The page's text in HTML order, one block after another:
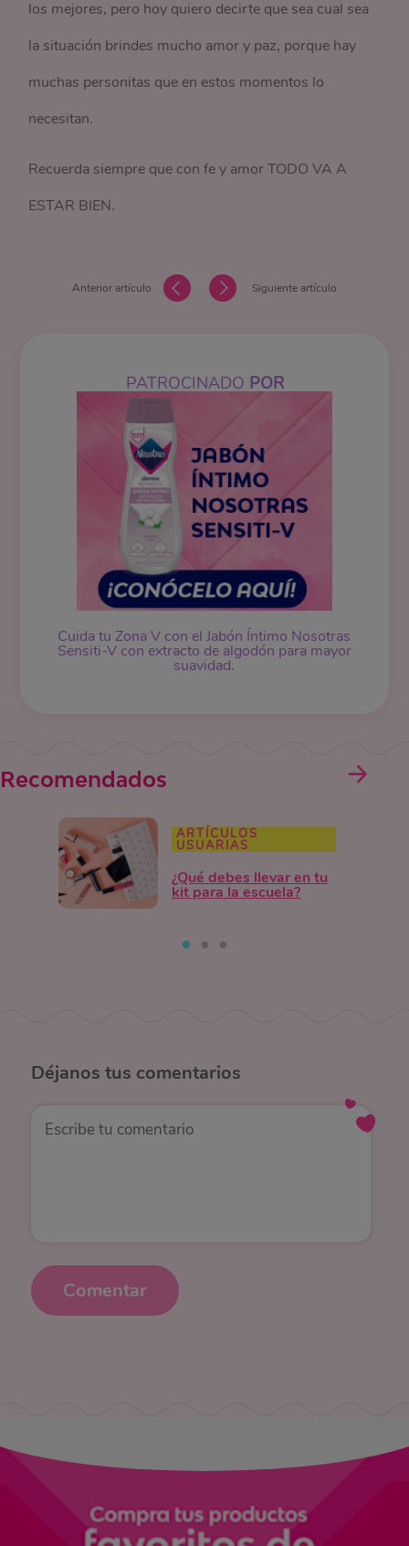
los mejores, pero hoy quiero decirte que sea cual sea
la situación brindes mucho amor y paz, porque hay
muchas personitas que en estos momentos lo
necesitan.
Recuerda siempre que con fe y amor TODO VA A
ESTAR BIEN.
Anterior artículo Siguiente artículo
PATROCINADO POR
Cuida tu Zona V con el Jabón Íntimo Nosotras
Sensiti-V con extracto de algodón para mayor
suavidad.
Recomendados
ARTÍCULOS
USUARIAS
¿Qué debes llevar en tu
kit para la escuela?
Déjanos tus comentarios
Comentar